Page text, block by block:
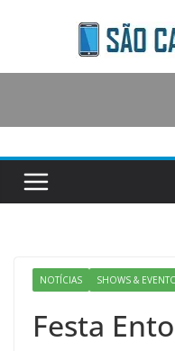
content
NOTÍCIAS SHOWS &
Festa